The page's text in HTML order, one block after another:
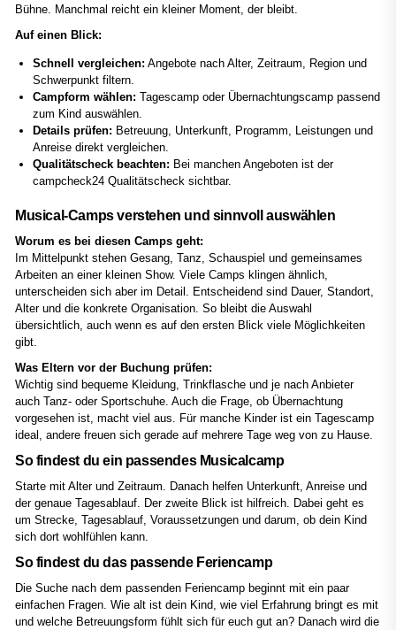
Bühne. Manchmal reicht ein kleiner Moment, der bleibt.
Auf einen Blick:
Schnell vergleichen: Angebote nach Alter, Zeitraum, Region und
Schwerpunkt filtern.
Campform wählen: Tagescamp oder Übernachtungscamp passend
zum Kind auswählen.
Details prüfen: Betreuung, Unterkunft, Programm, Leistungen und
Anreise direkt vergleichen.
Qualitätscheck beachten: Bei manchen Angeboten ist der
campcheck24 Qualitätscheck sichtbar.
Musical-Camps verstehen und sinnvoll auswählen
Worum es bei diesen Camps geht:
Im Mittelpunkt stehen Gesang, Tanz, Schauspiel und gemeinsames
Arbeiten an einer kleinen Show. Viele Camps klingen ähnlich,
unterscheiden sich aber im Detail. Entscheidend sind Dauer, Standort,
Alter und die konkrete Organisation. So bleibt die Auswahl
übersichtlich, auch wenn es auf den ersten Blick viele Möglichkeiten
gibt.
Was Eltern vor der Buchung prüfen:
Wichtig sind bequeme Kleidung, Trinkflasche und je nach Anbieter
auch Tanz- oder Sportschuhe. Auch die Frage, ob Übernachtung
vorgesehen ist, macht viel aus. Für manche Kinder ist ein Tagescamp
ideal, andere freuen sich gerade auf mehrere Tage weg von zu Hause.
So findest du ein passendes Musicalcamp
Starte mit Alter und Zeitraum. Danach helfen Unterkunft, Anreise und
der genaue Tagesablauf. Der zweite Blick ist hilfreich. Dabei geht es
um Strecke, Tagesablauf, Voraussetzungen und darum, ob dein Kind
sich dort wohlfühlen kann.
So findest du das passende Feriencamp
Die Suche nach dem passenden Feriencamp beginnt mit ein paar
einfachen Fragen. Wie alt ist dein Kind, wie viel Erfahrung bringt es mit
und welche Betreuungsform fühlt sich für euch gut an? Danach wird die